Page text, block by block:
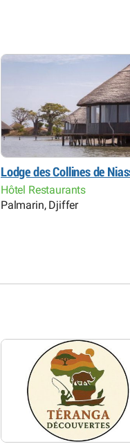
Lodge des Collines de
Hôtel Restaurants
Palmarin, Djiffer